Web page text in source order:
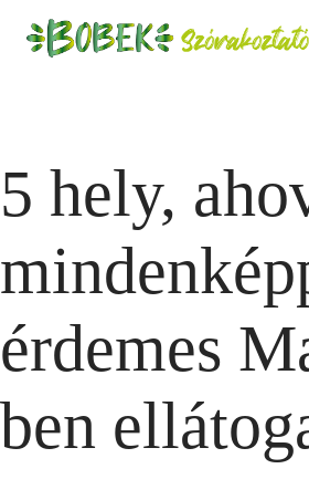
5 hely,
érdemes
ben